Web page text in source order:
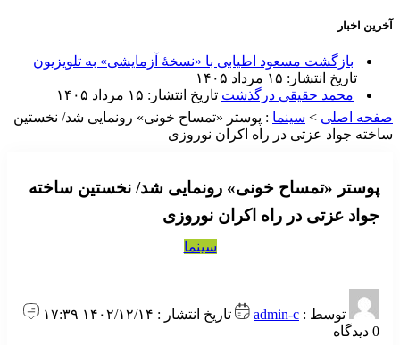
آخرین اخبار
بازگشت مسعود اطیابی با «نسخهٔ آزمایشی» به تلویزیون
تاریخ انتشار: ۱۵ مرداد ۱۴۰۵
محمد حقیقی درگذشت تاریخ انتشار: ۱۵ مرداد ۱۴۰۵
صفحه اصلی > سینما : پوستر «تمساح خونی» رونمایی شد/ نخستین
ساخته جواد عزتی در راه اکران نوروزی
پوستر «تمساح خونی» رونمایی شد/ نخستین ساخته
جواد عزتی در راه اکران نوروزی
سینما
توسط : admin-c
تاریخ انتشار : ۱۴۰۲/۱۲/۱۴ ۱۷:۳۹
0 دیدگاه